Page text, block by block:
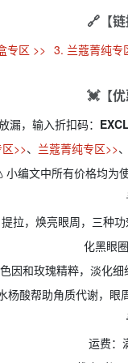
🔗【链
专区 >> 3. 兰蔻菁纯专
💓【优
漏，输入折扣码：
>>、 兰蔻菁纯专区>>、
编文中所有价格均为
拉，焕亮眼周，三种
化黑眼
因和玫瑰精粹，淡化
杨酸帮助角质代谢，
运费：